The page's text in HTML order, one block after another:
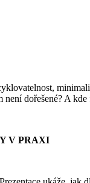
dořešené? A
V PRAXI